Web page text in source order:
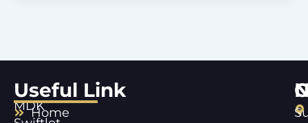
MDK
Useful Link
Home